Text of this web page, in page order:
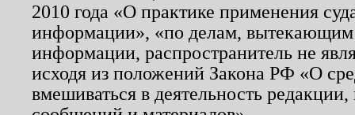
2010 года «О практике применения
информации», «по делам, вытекающим
информации, распространитель не
исходя из положений Закона РФ «О
вмешиваться в деятельность